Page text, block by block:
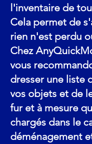
l'inventaire de
Cela permet de
rien n'est perdu
Chez
vous
dresser une liste
vos objets et de
fur et à mesure
chargés dans le
déménagement